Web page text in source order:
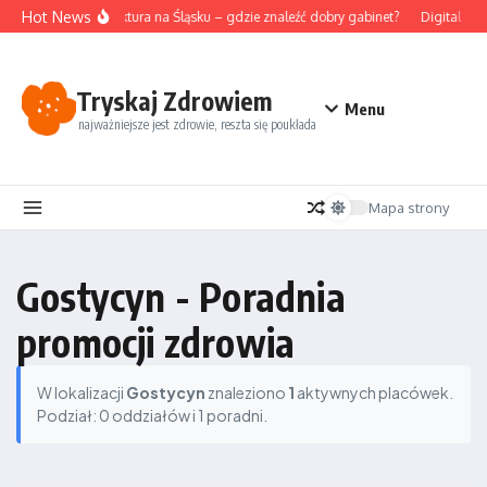
Przejdź do treści
Hot NewsAkupunktura na Śląsku – gdzie znaleźć dobry gabinet? Digital
Tryskaj Zdrowiem
najważniejsze jest zdrowie, reszta się poukłada
Menu
Mapa strony
Gostycyn - Poradnia
promocji zdrowia
W lokalizacji Gostycyn znaleziono 1 aktywnych placówek.
Podział: 0 oddziałów i 1 poradni.